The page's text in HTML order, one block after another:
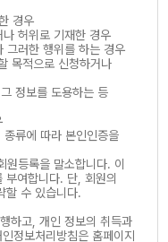
경우
허위로 기재한 경우
그러한 행위를 하는 경우
목적으로 신청하거나
정보를 도용하는 등
류에 따라 본인인증을
등록을 말소합니다. 이
부여합니다. 단, 회원의
할 수 있습니다.
하고, 개인 정보의 취득과
정보처리방침은 홈페이지